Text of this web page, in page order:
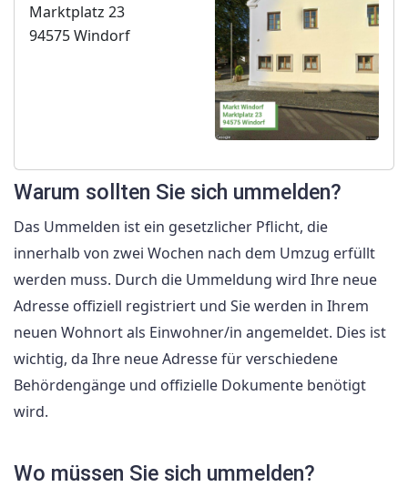
Marktplatz 23
94575 Windorf
Warum sollten Sie sich ummelden?
Das Ummelden ist ein gesetzlicher Pflicht, die
innerhalb von zwei Wochen nach dem Umzug erfüllt
werden muss. Durch die Ummeldung wird Ihre neue
Adresse offiziell registriert und Sie werden in Ihrem
neuen Wohnort als Einwohner/in angemeldet. Dies ist
wichtig, da Ihre neue Adresse für verschiedene
Behördengänge und offizielle Dokumente benötigt
wird.
Wo müssen Sie sich ummelden?